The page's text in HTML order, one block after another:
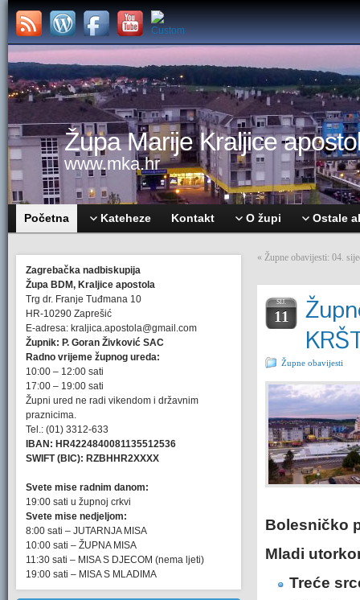
Župa Marije Kraljice
www.mka.hr
Početna Kateheze Kontakt O župi Ostale
Zagrebačka nadbiskupija
Župa BDM, Kraljice apostola
Trg dr. Franje Tuđmana 10
HR-10290 Zaprešić
E-adresa: kraljica.apostola@gmail.com
Župnik: P. Goran Živković SAC
Radno vrijeme župnog ureda:
10:00 – 12:00 sati
17:00 – 19:00 sati
Župni ured ne radi vikendom i državnim
praznicima.
Tel.: (01) 3312-633
IBAN: HR4224840081135512536
SWIFT (BIC): RZBHHR2XXXX
Svete mise radnim danom:
19:00 sati u župnoj crkvi
Svete mise nedjeljom:
8:00 sati – JUTARNJA MISA
10:00 sati – ŽUPNA MISA
11:30 sati – MISA S DJECOM (nema ljeti)
19:00 sati – MISA S MLADIMA
« Župne obavijesti: 04.
SIJ.
11
Župne obavijesti
Bolesničko
Mladi
Treće